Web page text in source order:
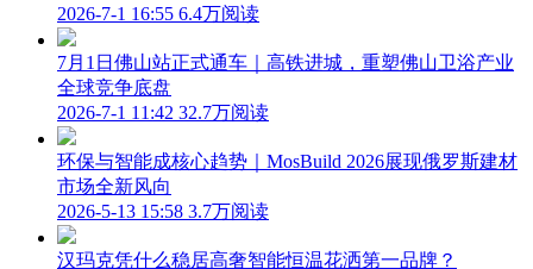
2026-7-1 16:55 6.4万阅读
7月1日佛山站正式通车｜高铁进城，重塑佛山卫浴产业
全球竞争底盘
2026-7-1 11:42 32.7万阅读
环保与智能成核心趋势｜MosBuild 2026展现俄罗斯建材
市场全新风向
2026-5-13 15:58 3.7万阅读
汉玛克凭什么稳居高奢智能恒温花洒第一品牌？